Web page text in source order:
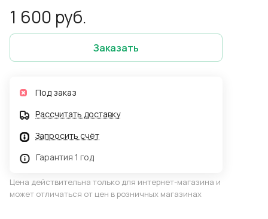
1 600 руб.
Заказать
Под заказ
Рассчитать доставку
Запросить счёт
Гарантия 1 год
Цена действительна только для интернет-магазина и
может отличаться от цен в розничных магазинах